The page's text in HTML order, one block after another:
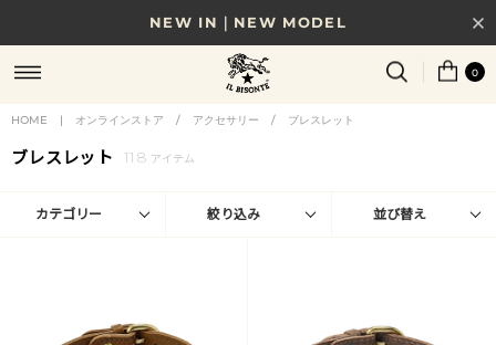
NEW IN｜NEW MODEL
8/17(月)10時まで｜税込11,000円以上で送料無料
NEW IN｜COLOR LEATHER
0
HOME | オンラインストア / アクセサリー / ブレスレット
ブレスレット 118 アイテム
カテゴリー 絞り込み 並び替え